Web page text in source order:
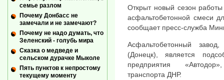
Открыт новый сезон работы
асфальтобетонной смеси
сообщает пресс-служба
Асфальтобетонный
(Донецк), является
предприятия
транспорта ДНР.
семье разлом
Почему Донбасс не
замечали и не замечают?
Почему не надо думать, что
Зеленский - голубь мира
Сказка о медведе и
сельском дурачке Мыколе
Пять пунктов к непростому
текущему моменту